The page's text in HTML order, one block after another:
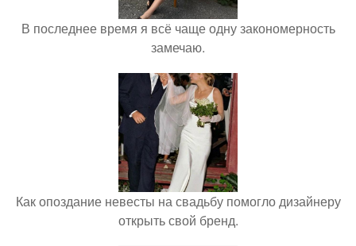
В последнее время я всё чаще одну закономерность
замечаю.
Как опоздание невесты на свадьбу помогло дизайнеру
открыть свой бренд.